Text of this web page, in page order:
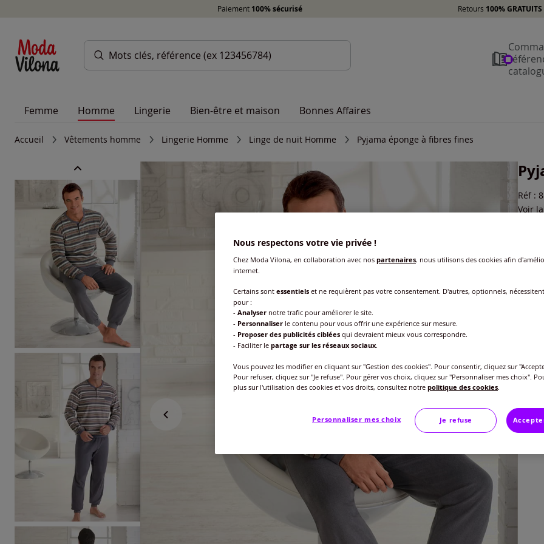
Paiement 100% sécurisé Retours 100%
Femme Homme Lingerie Bien-être et maison Bonnes Affaires
Accueil Vêtements homme Lingerie Homme Linge de nuit Homme Pyjama éponge à fibres fines
Réf :
Voir
59
Nous respectons votre vie privée !
Chez Moda Vilona, en collaboration avec nos partenaires, nous utilisons des cookies afin
internet.
Certains sont essentiels et ne requièrent pas votre consentement. D'autres, optionnels,
pour :
- Analyser notre trafic pour améliorer le site.
- Personnaliser le contenu pour vous offrir une expérience sur mesure.
- Proposer des publicités ciblées qui devraient mieux vous correspondre.
- Faciliter le partage sur les réseaux sociaux
Vous pouvez les modifier en cliquant sur "Gestion des cookies". Pour consentir, cliquez sur
Pour refuser, cliquez sur "Je refuse". Pour gérer vos choix, cliquez sur "Personnaliser mes choix".
plus sur l'utilisation des cookies et vos droits, consultez notre politique des cookies
Personnaliser mes choix Je refuse